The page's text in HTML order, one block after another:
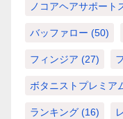
ノコアヘアサポート
バッファロー (50)
フィンジア (27)
ボタニストプレミア
ランキング (16)